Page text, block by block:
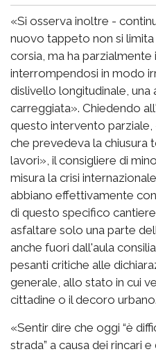
«Si osserva inoltre -
nuovo tappeto non si
corsia, ma ha
interrompendosi in modo
dislivello longitudinale, una
carreggiata». Chiedendo
questo intervento parziale,
che prevedeva la chiusura
lavori», il consigliere di
misura la crisi
abbiano effettivamente
di questo specifico
asfaltare solo una parte
anche fuori dall'aula
pesanti critiche alle
generale, allo stato in cui
cittadine o il decoro urbano.
«Sentir dire che oggi “è
strada” a causa dei rincari